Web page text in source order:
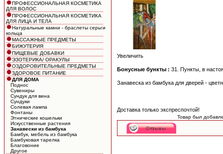
ПРОФЕССИОНАЛЬНАЯ КОСМЕТИКА
ДЛЯ ВОЛОС
ПРОФЕССИОНАЛЬНАЯ КОСМЕТИКА
ДЛЯ ЛИЦА И ТЕЛА
Натуральные камни - браслеты серьги
кольца
МАССАЖНЫЕ ПРЕДМЕТЫ
БИЖУТЕРИЯ
ПИЩЕВЫЕ ДОБАВКИ
ЭЗОТЕРИКА/ ОРАКУЛЫ
ОЗДОРОВИТЕЛЬНЫЕ ПРЕДМЕТЫ
ЗДОРОВОЕ ПИТАНИЕ
ДЛЯ ДОМА
Поднос
Сувениры
Сундук для вина
Сундуки
Солевая лампа
Фонтаны
Этнические кошельки
Искусственные растения
Занавески из бамбука
Бамбук, мебель из бамбука
Бамбуковая тарелка
Благовоние
Другое
Увеличить
Бонусные бункты : 31. Пункты, в
Занавеска из бамбука для дверей -
Доставка только экспреспочтой!
Товар был